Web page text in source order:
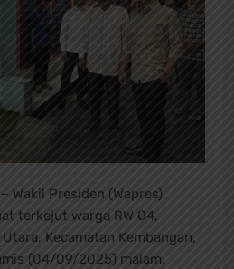
– Wakil Presiden (Wapres)
terkejut warga RW 04,
Kecamatan Kembangan,
(04/09/2025) malam.